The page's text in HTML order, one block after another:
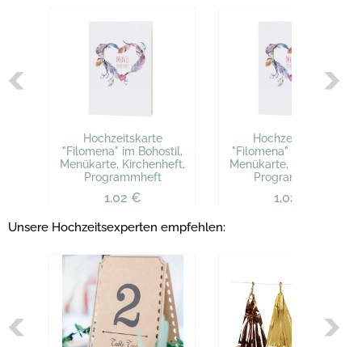
Hochzeitskarte
"Filomena" im Bohostil,
Menükarte, Kirchenheft,
Programmheft
1,02 €
Hochzeitskarte
"Filomena" im Bohostil,
Menükarte, Kirchenheft,
Programmheft
1,02 €
Unsere Hochzeitsexperten empfehlen: